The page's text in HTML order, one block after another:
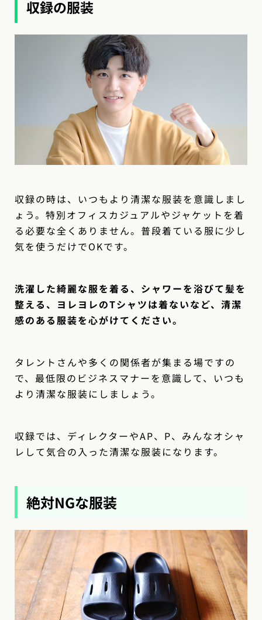
収録の服装
収録の時は、いつもより清潔な服装を意識しまし
ょう。特別オフィスカジュアルやジャケットを着
る必要な全くありません。普段着ている服に少し
気を使うだけでOKです。
洗濯した綺麗な服を着る、シャワーを浴びて髪を
整える、ヨレヨレのTシャツは着ないなど、清潔
感のある服装を心がけてください。
タレントさんや多くの関係者が集まる場ですの
で、最低限のビジネスマナーを意識して、いつも
より清潔な服装にしましょう。
収録では、ディレクターやAP、P、みんなオシャ
レして気合の入った清潔な服装になります。
絶対NGな服装